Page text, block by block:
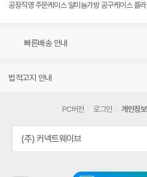
공장직영 주문케이스 알미늄가방 공구케이스 플
빠른배송 안내
법적고지 안내
PC버전 로그인 개인정
(주) 커넥트웨이브